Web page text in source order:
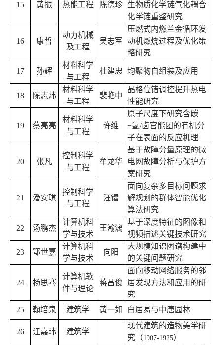
15 黄振 热能工程 陈德珍 生物质化学链气化耦合
化学链重整研究
16 康哲
动力机械
及工程
吴志军
压燃式内燃兰金循环发
动机燃烧过程及优化策
略研究
17 孙辉
材料科学
与工程
杜建忠 均聚物自组装及应用
18 陈志炜
材料科学
与工程
裴艳中
晶格位错调控提升热电
性能研究
19 蔡亮亮
材料科学
与工程
许维
原子尺度下研究含碳
−氢/卤官能团的有机分
子在表面的反应机理
20 张凡
控制科学
与工程
牟龙华
基于故障分量原理的微
电网故障分析与保护方
案研究
21 潘安琪
控制科学
与工程
汪镭
面向复杂多目标问题求
解规划的群体智能优化
算法研究
22 汤鹏杰
计算机科
学与技术
王瀚漓
基于深度特征的图像和
视频描述关键技术研究
23 鄂世嘉
计算机科
学与技术
向阳
大规模知识图谱构建中
的关键问题研究
24 杨思骞
计算机软
件与理论
蒋昌俊
面向移动网络服务的邻
居发现方法和应用的研
究
25
鞠培泉 建筑学 黄一如 白居易与中唐园林
26 江嘉玮 建筑学
现代建筑的造物美学研
究（1907-1925）